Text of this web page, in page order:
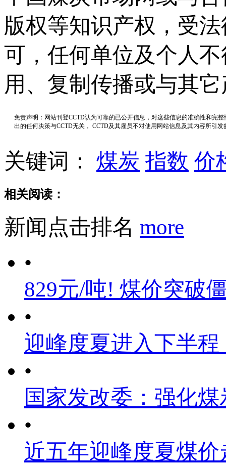
版权等知识产权，受
可，任何单位及个人
用、复制传播或与其
免责声明：网站刊登CCTD认为可靠的已公开信息，对这些信息的准确性和完
出的任何决策与CCTD无关， CCTD及其雇员不对使用网站信息及其内容所引
关键词： 煤炭 指数 价
相关阅读：
新闻点击排名 more
•
829元/吨! 煤价突破
•
迎峰度夏进入下半
•
国家发改委：强化
•
近五年迎峰度夏煤价